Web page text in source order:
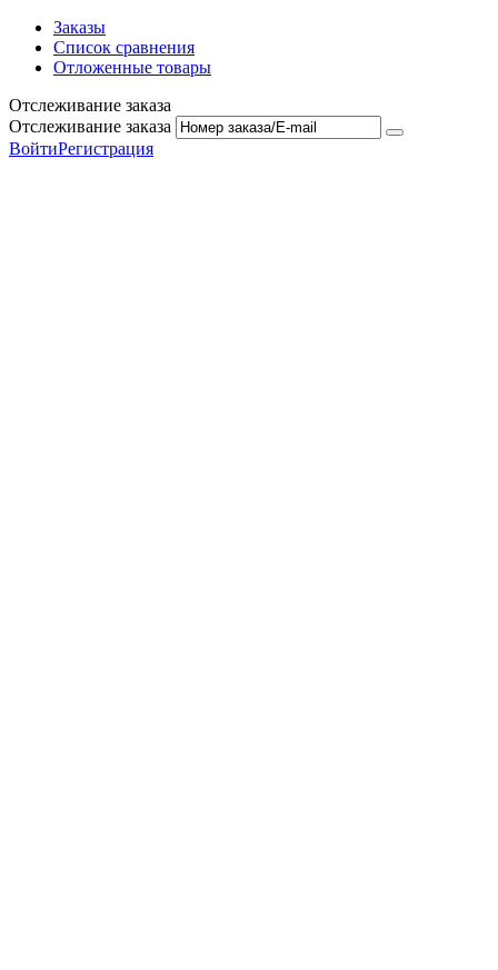
Заказы
Список сравнения
Отложенные товары
Отслеживание заказа
Отслеживание заказа
ВойтиРегистрация